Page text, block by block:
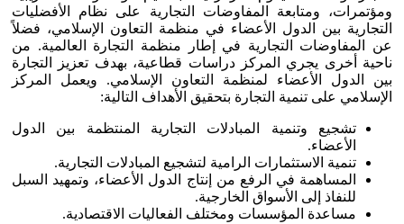
ومؤتمرات، ومتابعة المفاوضات التجارية على نظام الأفضليات
التجارية بين الدول الأعضاء في منظمة التعاون الإسلامي، فضلاً
عن المفاوضات التجارية في إطار منظمة التجارة العالمية. من
ناحية أخرى يجري المركز دراسات قطاعية، بهدف تعزيز التجارة
بين الدول الأعضاء لمنظمة التعاون الإسلامي. ويعمل المركز
الإسلامي على تنمية التجارة بتحقيق الأهداف التالية:
تشجيع وتنمية المبادلات التجارية المنتظمة بين الدول
الأعضاء.
تنمية الاستثمارات الرامية لتشجيع المبادلات التجارية.
المساهمة في الرفع من إنتاج الدول الأعضاء، وتمهيد السبل
للنفاذ إلى الأسواق الخارجية.
مساعدة المؤسسات ومختلف الفعاليات الاقتصادية.